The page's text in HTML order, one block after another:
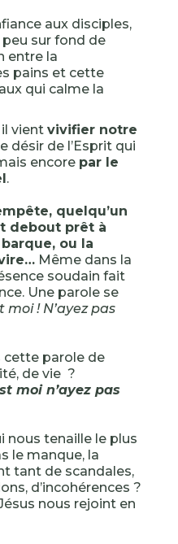
aux disciples,
sur fond de
entre la
pains et cette
qui calme la
il vient vivifier notre
désir de l’Esprit qui
encore par le
.
quelqu’un
debout prêt à
ou la
Même dans la
soudain fait
Une parole se
moi ! N’ayez pas
cette parole de
de vie ?
moi n’ayez pas
nous tenaille le plus
le manque, la
tant de scandales,
d’incohérences ?
nous rejoint en